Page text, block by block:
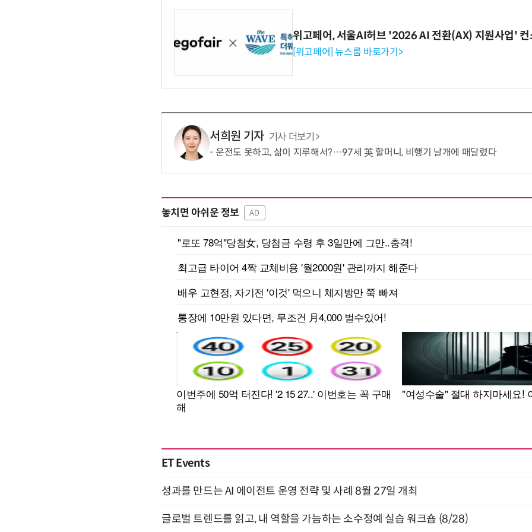
위고페어, 서울AI허브 '2026 AI 전환(AX) 지원사업' 컨
[위고페어] 뉴스룸 바로가기>
서희원 기자 기사 더보기
운전도 못하고, 삶이 지루해서?…97세 英 할머니, 비행기 날개에 매달렸다
놓치면 아쉬운 정보 AD
ET Events
성과를 만드는 AI 에이전트 운영 전략 및 사례 8월 27일 개최
글로벌 트렌드를 읽고, 내 역할을 가늠하는 소수정예 실습 워크숍 (8/28)